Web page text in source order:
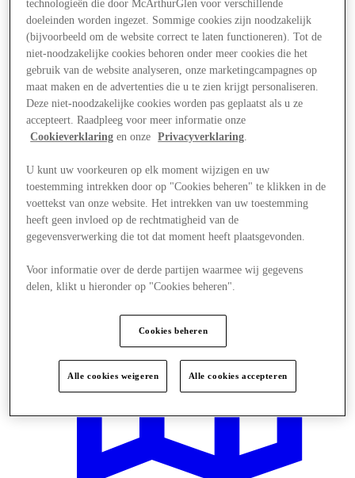
Aanbiedingen
technologieën die door McArthurGlen voor verschillende
doeleinden worden ingezet. Sommige cookies zijn noodzakelijk
(bijvoorbeeld om de website correct te laten functioneren). Tot de
niet-noodzakelijke cookies behoren onder meer cookies die het
gebruik van de website analyseren, onze marketingcampagnes op
maat maken en de advertenties die u te zien krijgt personaliseren.
Deze niet-noodzakelijke cookies worden pas geplaatst als u ze
accepteert. Raadpleeg voor meer informatie onze
Cookieverklaring en onze Privacyverklaring.
U kunt uw voorkeuren op elk moment wijzigen en uw
toestemming intrekken door op "Cookies beheren" te klikken in de
voettekst van onze website. Het intrekken van uw toestemming
heeft geen invloed op de rechtmatigheid van de
gegevensverwerking die tot dat moment heeft plaatsgevonden.
Voor informatie over de derde partijen waarmee wij gegevens
delen, klikt u hieronder op "Cookies beheren".
Cookies beheren
Alle cookies weigeren Alle cookies accepteren